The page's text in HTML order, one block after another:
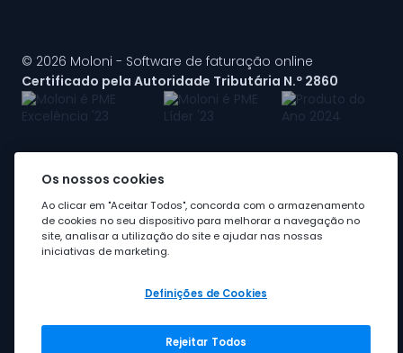
© 2026 Moloni - Software de faturação online
Certificado pela Autoridade Tributária N.º 2860
A Moloni faz parte dogrupo Visma
Os nossos cookies
Ao clicar em "Aceitar Todos", concorda com o armazenamento
de cookies no seu dispositivo para melhorar a navegação no
site, analisar a utilização do site e ajudar nas nossas
iniciativas de marketing.
Definições de Cookies
Rejeitar Todos